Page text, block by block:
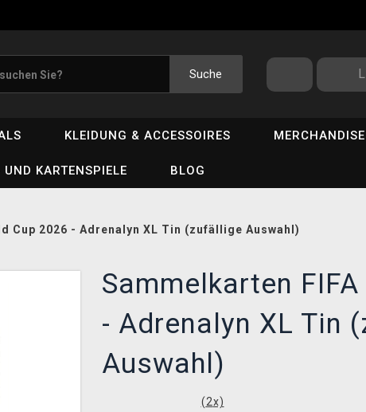
Suche
KLEIDUNG & ACCESSOIRES MERCHANDISE
UND KARTENSPIELE BLOG
Cup 2026 - Adrenalyn XL Tin (zufällige Auswahl)
Sammelkarten
- Adrenalyn XL Tin
Auswahl)
(2x)